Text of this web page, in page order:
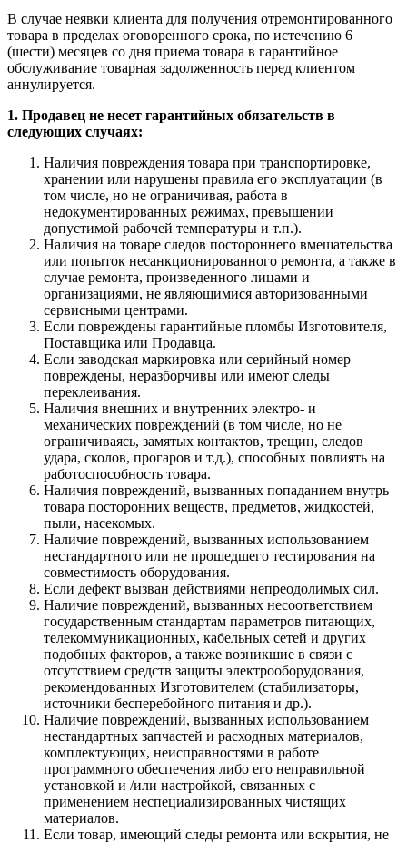
В случае неявки клиента для получения отремонтированного
товара в пределах оговоренного срока, по истечению 6
(шести) месяцев со дня приема товара в гарантийное
обслуживание товарная задолженность перед клиентом
аннулируется.
1. Продавец не несет гарантийных обязательств в
следующих случаях:
Наличия повреждения товара при транспортировке,
хранении или нарушены правила его эксплуатации (в
том числе, но не ограничивая, работа в
недокументированных режимах, превышении
допустимой рабочей температуры и т.п.).
Наличия на товаре следов постороннего вмешательства
или попыток несанкционированного ремонта, а также в
случае ремонта, произведенного лицами и
организациями, не являющимися авторизованными
сервисными центрами.
Если повреждены гарантийные пломбы Изготовителя,
Поставщика или Продавца.
Если заводская маркировка или серийный номер
повреждены, неразборчивы или имеют следы
переклеивания.
Наличия внешних и внутренних электро- и
механических повреждений (в том числе, но не
ограничиваясь, замятых контактов, трещин, следов
удара, сколов, прогаров и т.д.), способных повлиять на
работоспособность товара.
Наличия повреждений, вызванных попаданием внутрь
товара посторонних веществ, предметов, жидкостей,
пыли, насекомых.
Наличие повреждений, вызванных использованием
нестандартного или не прошедшего тестирования на
совместимость оборудования.
Если дефект вызван действиями непреодолимых сил.
Наличие повреждений, вызванных несоответствием
государственным стандартам параметров питающих,
телекоммуникационных, кабельных сетей и других
подобных факторов, а также возникшие в связи с
отсутствием средств защиты электрооборудования,
рекомендованных Изготовителем (стабилизаторы,
источники бесперебойного питания и др.).
Наличие повреждений, вызванных использованием
нестандартных запчастей и расходных материалов,
комплектующих, неисправностями в работе
программного обеспечения либо его неправильной
установкой и /или настройкой, связанных с
применением неспециализированных чистящих
материалов.
Если товар, имеющий следы ремонта или вскрытия, не